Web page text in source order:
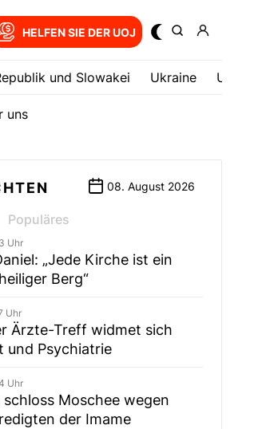
HELFEN SIE DER UOJ
und Slowakei Ukrainе USA
uns
08. August 2026
Populäres
Uhr
„Jede Kirche ist ein
Berg“
Uhr
Ärzte-Treff widmet sich
und Psychiatrie
Uhr
Moschee wegen
der Imame